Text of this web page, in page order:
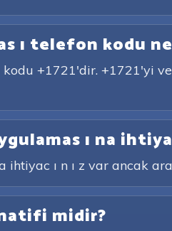
ı telefon kodu
+1721'dir. +1721'yi
ı na
ı n ı z var ancak
midir?